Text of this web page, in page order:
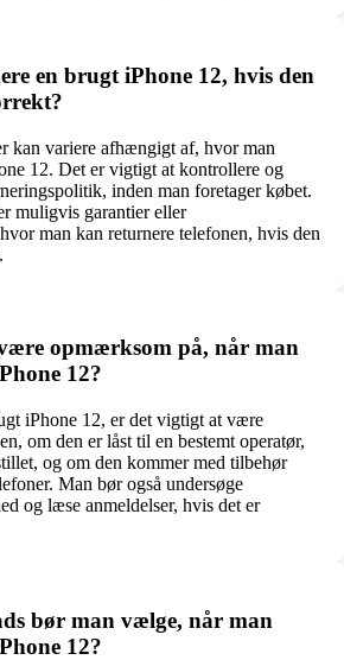
en brugt iPhone 12, hvis den
kan variere afhængigt af, hvor man
12. Det er vigtigt at kontrollere og
inden man foretager købet.
muligvis garantier eller
man kan returnere telefonen, hvis den
opmærksom på, når man
12?
iPhone 12, er det vigtigt at være
om den er låst til en bestemt operatør,
og om den kommer med tilbehør
Man bør også undersøge
og læse anmeldelser, hvis det er
bør man vælge, når man
12?